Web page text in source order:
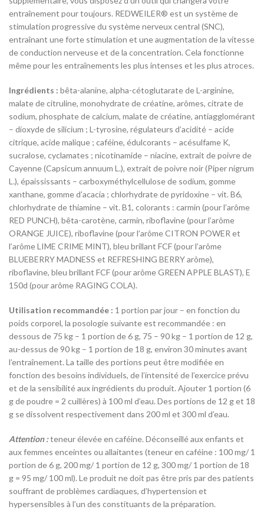
entraînement pour toujours. REDWEILER® est un système de
stimulation progressive du système nerveux central (SNC),
entraînant une forte stimulation et une augmentation de la vitesse
de conduction nerveuse et de la concentration. Cela fonctionne
même pour les entraînements les plus intenses et les plus atroces.
Ingrédients : bêta-alanine, alpha-cétoglutarate de L-arginine,
malate de citruline, monohydrate de créatine, arômes, citrate de
sodium, phosphate de calcium, malate de créatine, antiagglomérant
– dioxyde de silicium ; L-tyrosine, régulateurs d’acidité – acide
citrique, acide malique ; caféine, édulcorants – acésulfame K,
sucralose, cyclamates ; nicotinamide – niacine, extrait de poivre de
Cayenne (Capsicum annuum L.), extrait de poivre noir (Piper nigrum
L.), épaississants – carboxyméthylcellulose de sodium, gomme
xanthane, gomme d’acacia ; chlorhydrate de pyridoxine – vit. B6,
chlorhydrate de thiamine – vit. B1, colorants : carmin (pour l’arôme
RED PUNCH), bêta-carotène, carmin, riboflavine (pour l’arôme
ORANGE JUICE), riboflavine (pour l’arôme CITRON POWER et
l’arôme LIME CRIME MINT), bleu brillant FCF (pour l’arôme
BLUEBERRY MADNESS et REFRESHING BERRY arôme),
riboflavine, bleu brillant FCF (pour arôme GREEN APPLE BLAST), E
150d (pour arôme RAGING COLA).
Utilisation recommandée : 1 portion par jour – en fonction du
poids corporel, la posologie suivante est recommandée : en
dessous de 75 kg – 1 portion de 6 g, 75 – 90 kg – 1 portion de 12 g,
au-dessus de 90 kg – 1 portion de 18 g, environ 30 minutes avant
l’entraînement. La taille des portions peut être modifiée en
fonction des besoins individuels, de l’intensité de l’exercice prévu
et de la sensibilité aux ingrédients du produit. Ajouter 1 portion (6
g de poudre = 2 cuillères) à 100 ml d’eau. Des portions de 12 g et 18
g se dissolvent respectivement dans 200 ml et 300 ml d’eau.
Attention :teneur élevée en caféine. Déconseillé aux enfants et
aux femmes enceintes ou allaitantes (teneur en caféine : 100 mg/ 1
portion de 6 g, 200 mg/ 1 portion de 12 g, 300 mg/ 1 portion de 18
g = 95 mg/ 100 ml). Le produit ne doit pas être pris par des patients
souffrant de problèmes cardiaques, d’hypertension et
hypersensibles à l’un des constituants de la préparation.